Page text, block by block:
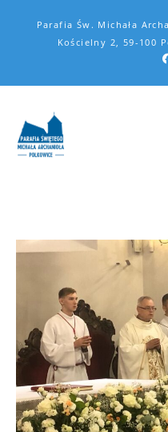
Parafia Św. Michała
Kościelny 2, 59-100